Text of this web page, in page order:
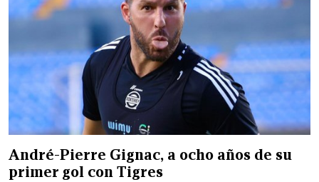
André-Pierre Gignac, a ocho años de su
primer gol con Tigres